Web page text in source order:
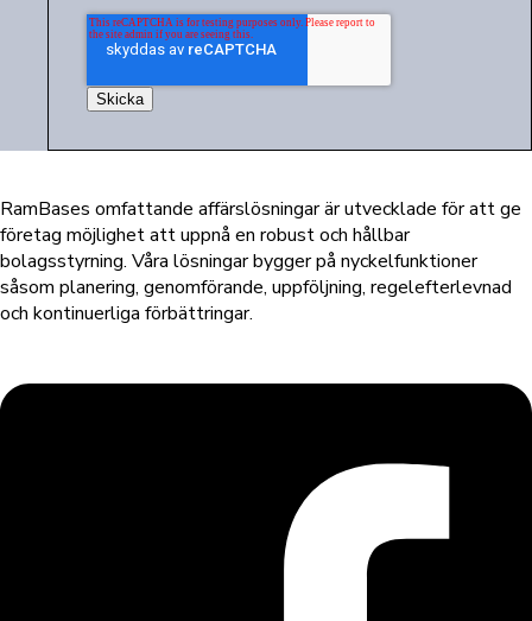
RamBases omfattande affärslösningar är utvecklade för att ge
företag möjlighet att uppnå en robust och hållbar
bolagsstyrning. Våra lösningar bygger på nyckelfunktioner
såsom planering, genomförande, uppföljning, regelefterlevnad
och kontinuerliga förbättringar.